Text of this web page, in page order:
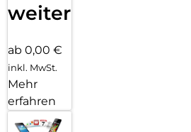
weiter
ab 0,00 €
inkl. MwSt.
Mehr
erfahren